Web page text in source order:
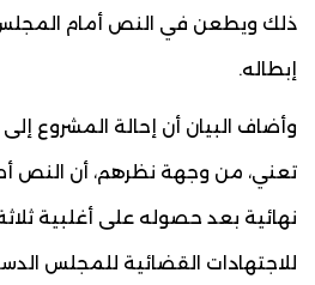
ذلك ويطعن في النص أمام المجلس
إبطاله.
وأضاف البيان أن إحالة المشروع
تعني، من وجهة نظرهم، أن النص
نهائية بعد حصوله على أغلبية
للاجتهادات القضائية للمجلس